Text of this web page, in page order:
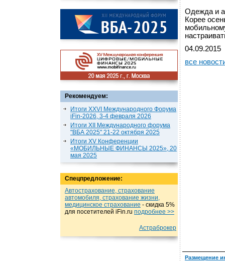
Рекомендуем:
Итоги XXVI Международного Форума
iFin-2026, 3-4 февраля 2026
Итоги XII Международного форума
"ВБА 2025" 21-22 октября 2025
Итоги XV Конференции
«МОБИЛЬНЫЕ ФИНАНСЫ 2025», 20
мая 2025
Спецпредложение:
Автострахование, страхование
автомобиля, страхование жизни,
медицинское страхование - cкидка 5%
для посетителей iFin.ru подробнеe >>
Астраброкер
Одежда и
Корее
04.09.2015
все
Размещение